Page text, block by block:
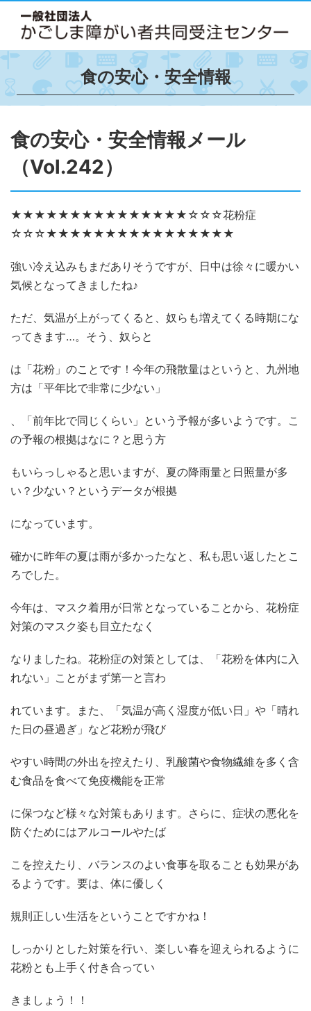
食の安心・安全情報
食の安心・安全情報メール
（Vol.242）
★★★★★★★★★★★★★★★☆☆☆花粉症
☆☆☆★★★★★★★★★★★★★★★★
強い冷え込みもまだありそうですが、日中は徐々に暖かい
気候となってきましたね♪
ただ、気温が上がってくると、奴らも増えてくる時期にな
ってきます…。そう、奴らと
は「花粉」のことです！今年の飛散量はというと、九州地
方は「平年比で非常に少ない」
、「前年比で同じくらい」という予報が多いようです。こ
の予報の根拠はなに？と思う方
もいらっしゃると思いますが、夏の降雨量と日照量が多
い？少ない？というデータが根拠
になっています。
確かに昨年の夏は雨が多かったなと、私も思い返したとこ
ろでした。
今年は、マスク着用が日常となっていることから、花粉症
対策のマスク姿も目立たなく
なりましたね。花粉症の対策としては、「花粉を体内に入
れない」ことがまず第一と言わ
れています。また、「気温が高く湿度が低い日」や「晴れ
た日の昼過ぎ」など花粉が飛び
やすい時間の外出を控えたり、乳酸菌や食物繊維を多く含
む食品を食べて免疫機能を正常
に保つなど様々な対策もあります。さらに、症状の悪化を
防ぐためにはアルコールやたば
こを控えたり、バランスのよい食事を取ることも効果があ
るようです。要は、体に優しく
規則正しい生活をということですかね！
しっかりとした対策を行い、楽しい春を迎えられるように
花粉とも上手く付き合ってい
きましょう！！